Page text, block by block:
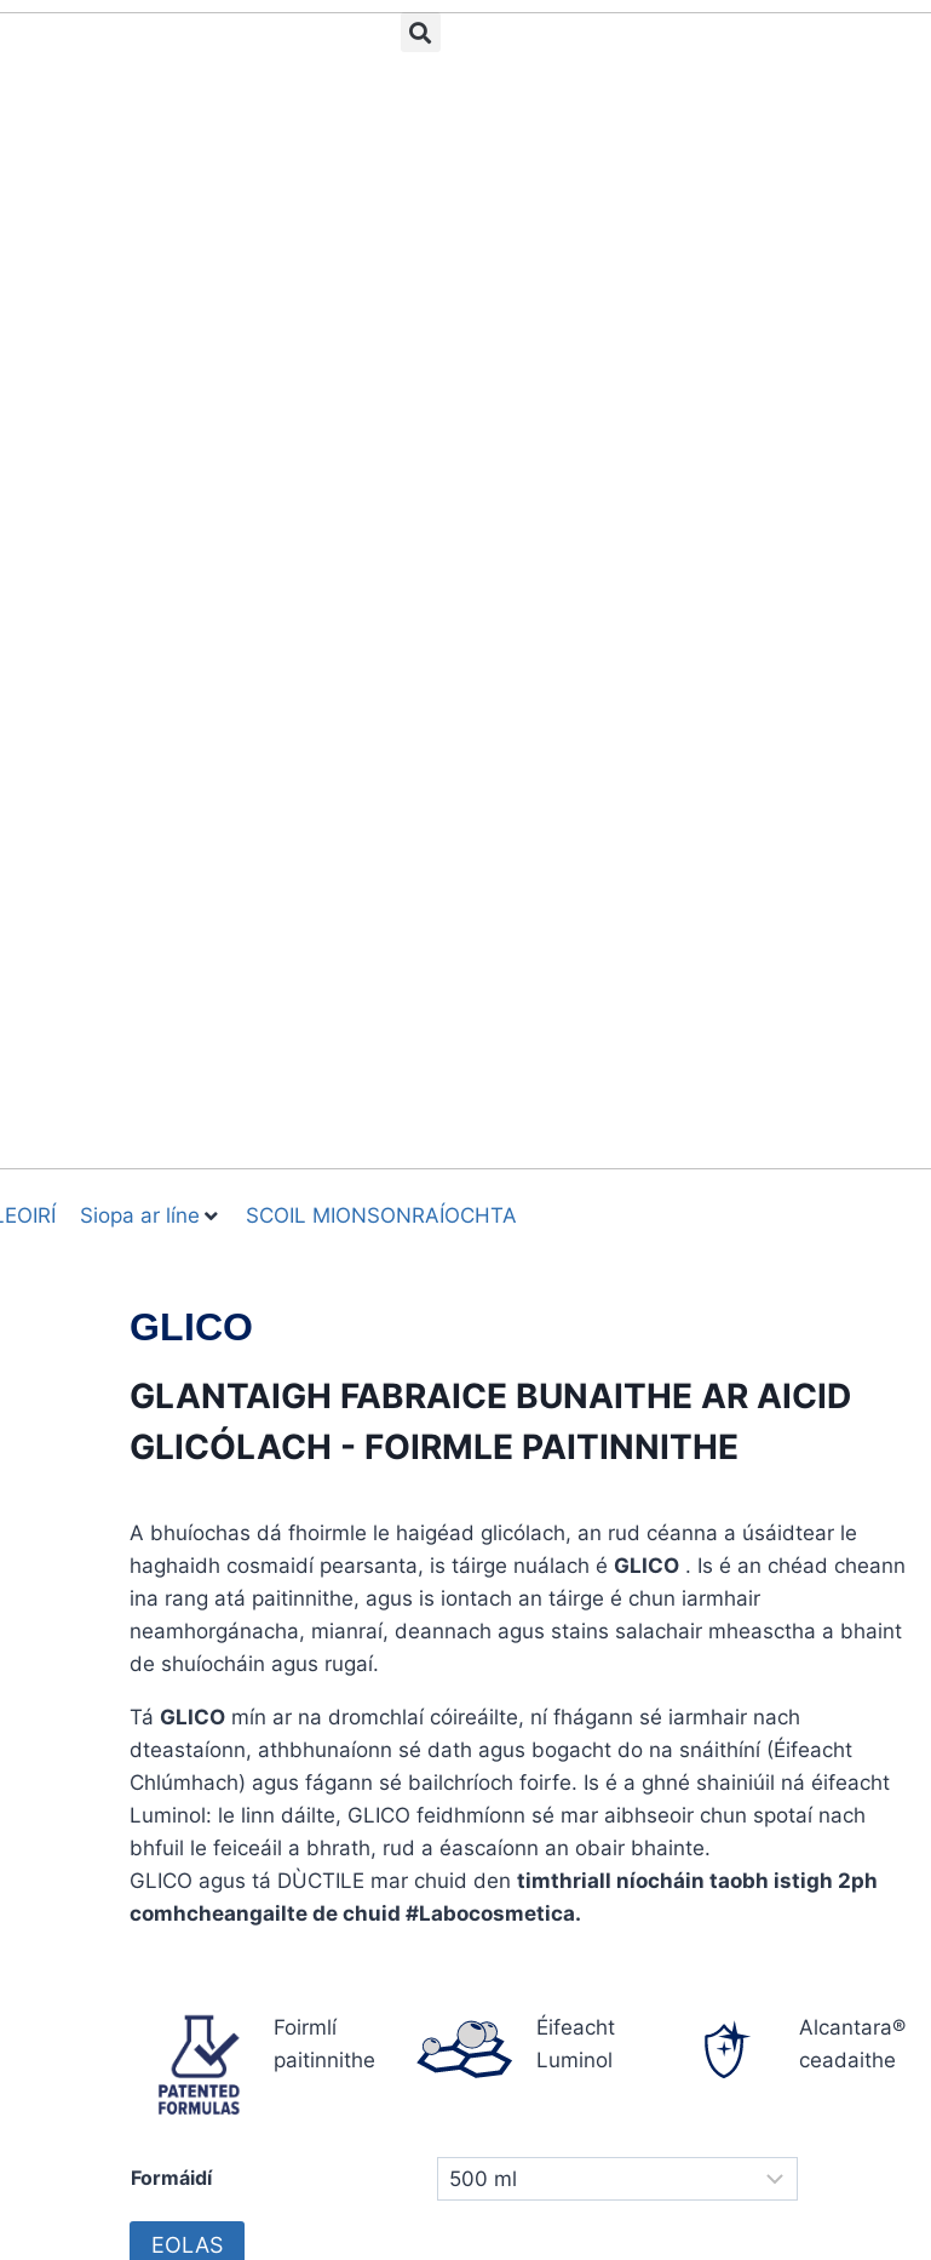
Siopa ar líne
SCOIL MIONSONRAÍOCHTA
GLICO
GLANTAIGH FABRAICE BUNAITHE AR AICID
GLICÓLACH - FOIRMLE PAITINNITHE
A bhuíochas dá fhoirmle le haigéad glicólach, an rud céanna a úsáidtear le
haghaidh cosmaidí pearsanta, is táirge nuálach é GLICO . Is é an chéad cheann
ina rang atá paitinnithe, agus is iontach an táirge é chun iarmhair
neamhorgánacha, mianraí, deannach agus stains salachair mheasctha a bhaint
de shuíocháin agus rugaí.
Tá GLICO mín ar na dromchlaí cóireáilte, ní fhágann sé iarmhair nach
dteastaíonn, athbhunaíonn sé dath agus bogacht do na snáithíní (Éifeacht
Chlúmhach) agus fágann sé bailchríoch foirfe. Is é a ghné shainiúil ná éifeacht
Luminol: le linn dáilte, GLICO feidhmíonn sé mar aibhseoir chun spotaí nach
bhfuil le feiceáil a bhrath, rud a éascaíonn an obair bhainte.
GLICO agus tá DÙCTILE mar chuid den timthriall níocháin taobh istigh 2ph
comhcheangailte de chuid #Labocosmetica.
Foirmlí
paitinnithe
Éifeacht
Luminol
Alcantara®
ceadaithe
Formáidí
EOLAS